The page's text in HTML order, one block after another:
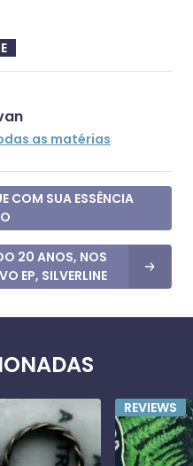
as matérias
COM SUA ESSÊNCIA
20 ANOS, NOS
EP, SILVERLINE
REVIEWS